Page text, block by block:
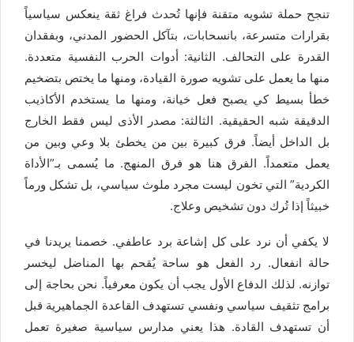
تنجح حملة تشويه متقنة فإنها تُحدث فراغ ثقة ينعكس سياسياً
بقرارات متسرعة، بانسحابات، بتآكل الحضور المدني، وبفقدان
القدرة على التحالف. الثانية: أدوات الحرب النفسية متعددة.
منها ما يعمل على تشويه صورة القيادة، ومنها ما يختص بتضخيم
خطأ بسيط كي يصبح فعل خيانة، ومنها ما يستخدم الأكاذيب
الدقيقة شبه الحقيقية. الثالثة: مصدر الأذى ليس فقط الخارج
بل الداخل أيضاً. فرق كبيرة بين من يخطئ بلا وعي وبين من
يعمل متعمداً. الفرق هنا هو فرق المنهج. ما يُسمى بـ”الأداة
الكردية” التي تخون ليست مجرد ملوث سياسي، بل تشكل ورماً
خبيثاً إذا تُرك دون تشخيص وعلاج.
لا يكفي أن نرد على كل إشاعة برد عاطفي. خصمنا يريدنا في
حالة انفعال. رد الفعل هو ساحة يُقحم بها المناضل ليخسر
توازنه. لذلك الدفاع الأول يجب أن يكون معرفياً. نحن بحاجة إلى
برامج تثقيف سياسي ونفسي تستهدف القاعدة الجماهيرية قبل
أن تستهدف القادة. هذا يعني مدارس سياسية صغيرة تعمل